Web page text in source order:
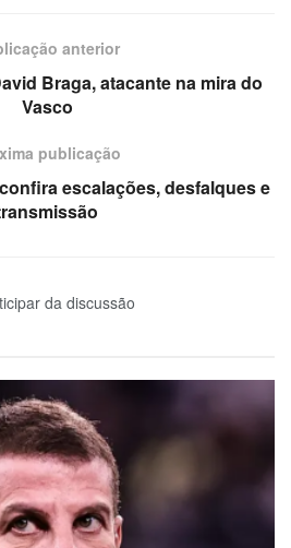
anterior
Braga, atacante na mira do
Vasco
publicação
escalações, desfalques e
da discussão